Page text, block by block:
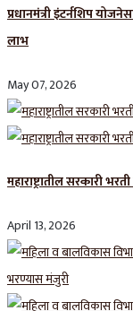
प्रधानमंत्री इंटर्नशिप
लाभ
May 07, 2026
महाराष्ट्रातील सरकारी
April 13, 2026